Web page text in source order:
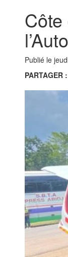
Publié le
PARTAGER :